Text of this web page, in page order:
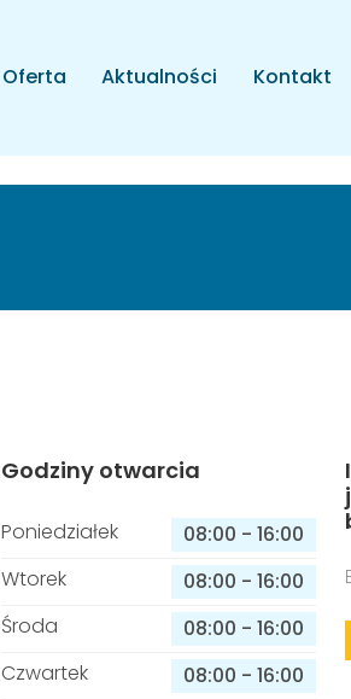
Oferta Aktualności Kontakt
Godziny otwarcia
Poniedziałek 08:00 - 16:00
Wtorek
08:00 - 16:00
Środa
08:00 - 16:00
Czwartek
08:00 - 16:00